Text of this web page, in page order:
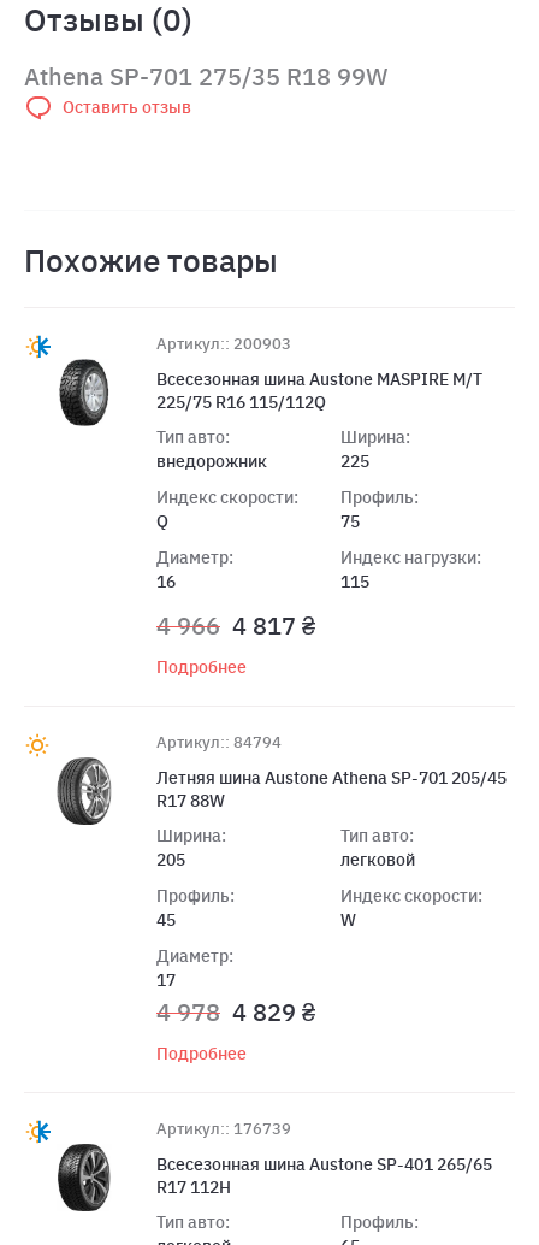
Отзывы (0)
Athena SP-701 275/35 R18 99W
Оставить отзыв
Похожие товары
Артикул:: 200903
Всесезонная шина Austone MASPIRE M/T
225/75 R16 115/112Q
Тип авто:
внедорожник
Индекс скорости:
Q
Диаметр:
16
Ширина:
225
Профиль:
75
Индекс нагрузки:
115
4 966 4 817 ₴
Подробнее
Артикул:: 84794
Летняя шина Austone Athena SP-701 205/45
R17 88W
Ширина:
205
Профиль:
45
Диаметр:
17
Тип авто:
легковой
Индекс скорости:
W
4 978 4 829 ₴
Подробнее
Артикул:: 176739
Всесезонная шина Austone SP-401 265/65
R17 112H
Тип авто:
Профиль: